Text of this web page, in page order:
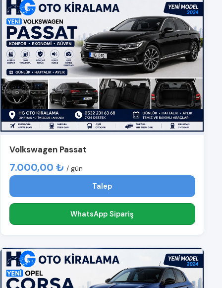
Volkswagen Passat
7.000,00 ₺ / gün
Talep
WhatsApp Sipariş